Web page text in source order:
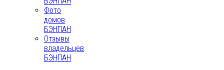
Фото
домов
БЭНПАН
Отзывы
владельцев
БЭНПАН